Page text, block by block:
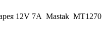
12V 7A Mastak MT1270